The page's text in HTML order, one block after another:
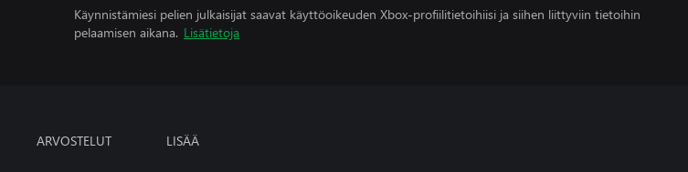
Käynnistämiesi pelien julkaisijat saavat käyttöoikeuden Xbox-profiilitietoihiisi ja siihen liittyviin tietoihin
pelaamisen aikana. Lisätietoja
ARVOSTELUT LISÄÄ